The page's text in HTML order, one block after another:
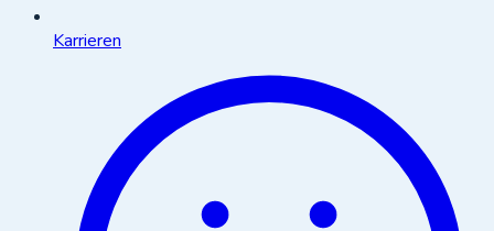
Karrieren